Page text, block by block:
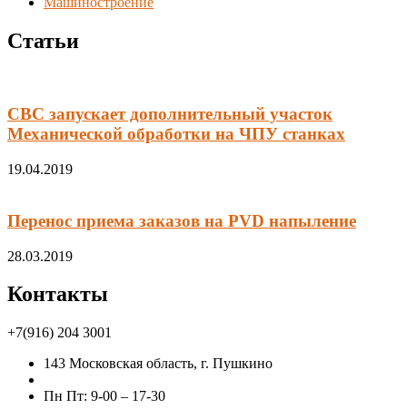
Статьи
СВС запускает дополнительный участок
Механической обработки на ЧПУ станках
19.04.2019
Перенос приема заказов на PVD напыление
28.03.2019
Контакты
+7(916) 204 3001
143 Московская область, г. Пушкино
Пн Пт: 9-00 – 17-30